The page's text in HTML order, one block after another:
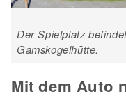
Der Spielplatz
Gamskogelhütte.
Mit dem Auto